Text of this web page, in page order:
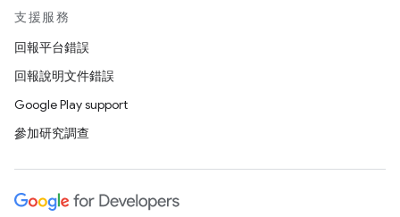
支援服務
回報平台錯誤
回報說明文件錯誤
Google Play support
參加研究調查